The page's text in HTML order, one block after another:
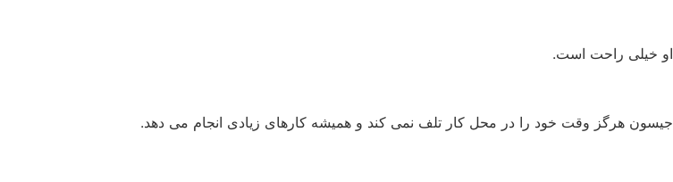
او خیلی راحت است.
جیسون هرگز وقت خود را در محل کار تلف نمی کند و همیشه کارهای زیادی انجام می دهد.